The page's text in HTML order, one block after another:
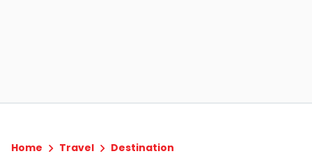
Home Travel Destination